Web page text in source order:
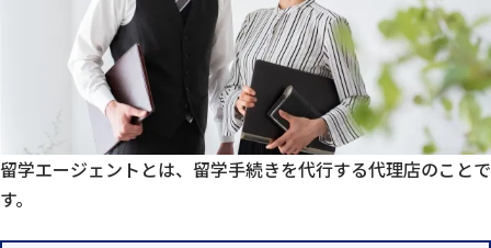
留学エージェントとは、留学手続きを代行する代理店のことで
す。